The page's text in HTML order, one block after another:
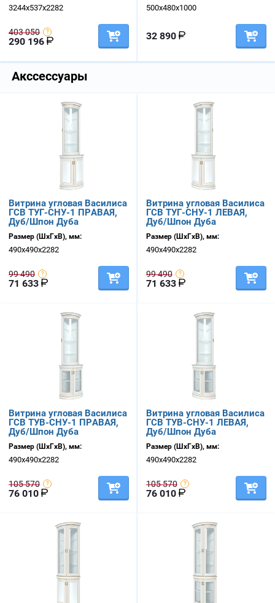
3244х537х2282
403 050
290 196
500х480х1000
32 890
Акссессуары
Витрина угловая Василиса
ГСВ ТУГ-СНУ-1 ПРАВАЯ,
Дуб/Шпон Дуба
Размер (ШхГхВ), мм:
490х490х2282
99 490
71 633
Витрина угловая Василиса
ГСВ ТУГ-СНУ-1 ЛЕВАЯ,
Дуб/Шпон Дуба
Размер (ШхГхВ), мм:
490х490х2282
99 490
71 633
Витрина угловая Василиса
ГСВ ТУВ-СНУ-1 ПРАВАЯ,
Дуб/Шпон Дуба
Размер (ШхГхВ), мм:
490х490х2282
105 570
76 010
Витрина угловая Василиса
ГСВ ТУВ-СНУ-1 ЛЕВАЯ,
Дуб/Шпон Дуба
Размер (ШхГхВ), мм:
490х490х2282
105 570
76 010